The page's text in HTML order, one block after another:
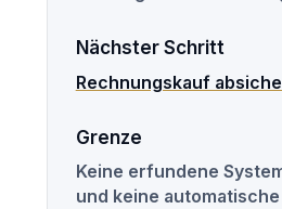
Nächster Schritt
Rechnungskauf
Grenze
Keine erfundene
und keine